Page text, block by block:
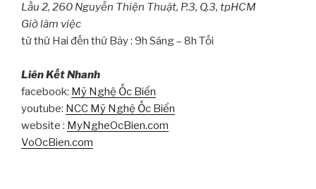
Lầu 2, 260 Nguyễn Thiện Thuật, P.3, Q.3, tpHCM
Giờ làm việc
từ thứ Hai đến thứ Bảy : 9h Sáng – 8h Tối
Liên Kết Nhanh
facebook: Mỹ Nghệ Ốc Biển
youtube: NCC Mỹ Nghệ Ốc Biển
website : MyNgheOcBien.com
VoOcBien.com